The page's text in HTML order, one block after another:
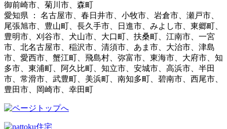
御前崎市、菊川市、森町
愛知県 ： 名古屋市、春日井市、小牧市、岩倉市、瀬戸市、
尾張旭市、豊山町、長久手市、日進市、みよし市、東郷町、
豊明市、刈谷市、犬山市、大口町、扶桑町、江南市、一宮
市、北名古屋市、稲沢市、清須市、あま市、大治市、津島
市、愛西市、蟹江町、飛島村、弥富市、東海市、大府市、知
多市、東浦町、阿久比町、知立市、安城市、高浜市、半田
市、常滑市、武豊町、美浜町、南知多町、碧南市、西尾市、
豊田市、岡崎市、幸田町